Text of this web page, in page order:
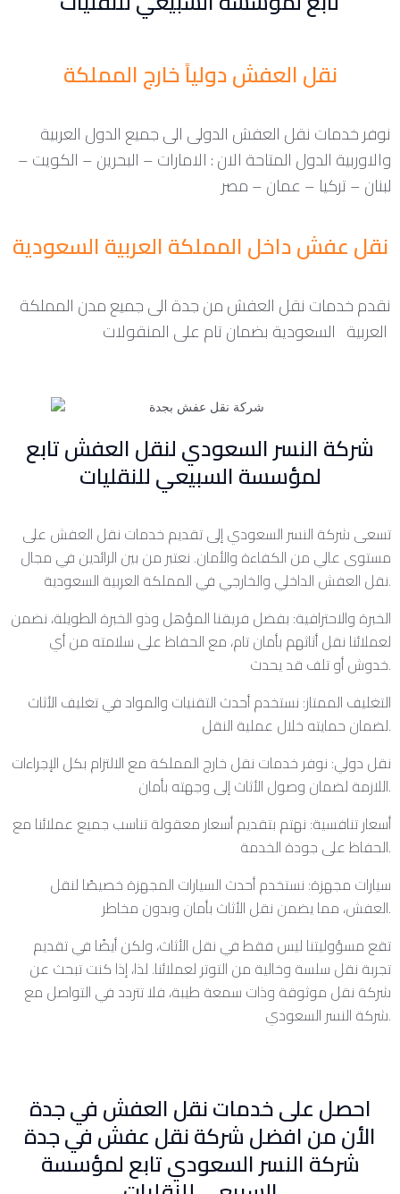
نقل العفش دولياً خارج المملكة
نوفر خدمات نقل العفش الدولى الى جميع الدول العربية
والاوربية الدول المتاحة الان : الامارات – البحرين – الكويت –
لبنان – تركيا – عمان – مصر
نقل عفش داخل المملكة العربية السعودية
نقدم خدمات نقل العفش من جدة الى جميع مدن المملكة
شركة النسر السعودي لنقل العفش تابع
لمؤسسة السبيعي للنقليات
تسعى شركة النسر السعودي إلى تقديم خدمات نقل العفش على
مستوى عالي من الكفاءة والأمان. نعتبر من بين الرائدين في مجال
نقل العفش الداخلي والخارجي في المملكة العربية السعودية.
الخبرة والاحترافية: بفضل فريقنا المؤهل وذو الخبرة الطويلة، نضمن
لعملائنا نقل أثاثهم بأمان تام، مع الحفاظ على سلامته من أي
خدوش أو تلف قد يحدث.
التغليف الممتاز: نستخدم أحدث التقنيات والمواد في تغليف الأثاث
لضمان حمايته خلال عملية النقل.
نقل دولي: نوفر خدمات نقل خارج المملكة مع الالتزام بكل الإجراءات
اللازمة لضمان وصول الأثاث إلى وجهته بأمان.
أسعار تنافسية: نهتم بتقديم أسعار معقولة تناسب جميع عملائنا مع
الحفاظ على جودة الخدمة.
سيارات مجهزة: نستخدم أحدث السيارات المجهزة خصيصًا لنقل
العفش، مما يضمن نقل الأثاث بأمان وبدون مخاطر.
تقع مسؤوليتنا ليس فقط في نقل الأثاث، ولكن أيضًا في تقديم
تجربة نقل سلسة وخالية من التوتر لعملائنا. لذا، إذا كنت تبحث عن
شركة نقل موثوقة وذات سمعة طيبة، فلا تتردد في التواصل مع
شركة النسر السعودي.
احصل على خدمات نقل العفش في جدة
الأن من افضل شركة نقل عفش في جدة
شركة النسر السعودي تابع لمؤسسة